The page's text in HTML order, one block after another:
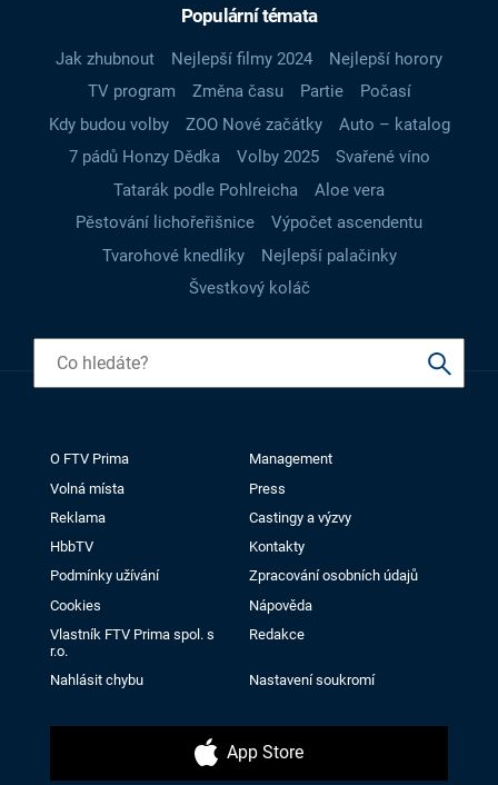
Populární témata
Jak zhubnout Nejlepší filmy 2024
Nejlepší horory
TV program
Změna času Partie
Počasí
Kdy budou volby
ZOO Nové začátky
Auto – katalog
7 pádů Honzy Dědka
Volby 2025
Svařené víno
Tatarák podle Pohlreicha
Aloe vera
Pěstování lichořeřišnice
Výpočet ascendentu
Tvarohové knedlíky
Nejlepší palačinky
Švestkový koláč
O FTV Prima
Management
Volná místa
Press
Reklama
Castingy a výzvy
HbbTV
Kontakty
Podmínky užívání
Zpracování osobních údajů
Cookies
Nápověda
Vlastník FTV Prima spol. s
r.o.
Redakce
Nahlásit chybu Nastavení soukromí
App Store